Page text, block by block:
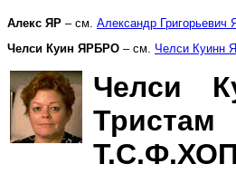
Алекс ЯР – см. Александр
Челси Куин ЯРБРО – см. Челси Куинн
Челси